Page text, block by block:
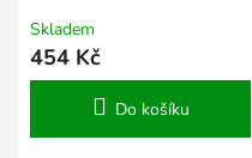
Skladem
454 Kč
Do košíku